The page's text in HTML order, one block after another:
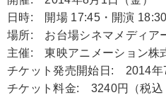
日時: 開場 17:45・開演 18:30
場所: お台場シネマメディア
主催: 東映アニメーション株
チケット発売開始日: 2014年
チケット料金: 3240円（税込